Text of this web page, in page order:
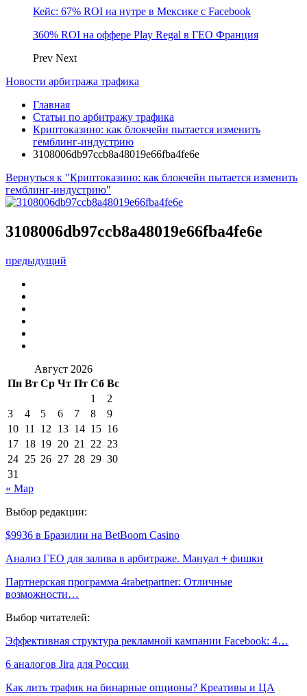
Кейс: 67% ROI на нутре в Мексике с Facebook
360% ROI на оффере Play Regal в ГЕО Франция
Prev Next
Новости арбитража трафика
Главная
Статьи по арбитражу трафика
Криптоказино: как блокчейн пытается изменить
гемблинг-индустрию
3108006db97ccb8a48019e66fba4fe6e
Вернуться к "Криптоказино: как блокчейн пытается изменить
гемблинг-индустрию"
3108006db97ccb8a48019e66fba4fe6e
предыдущий
Август 2026
Пн Вт Ср Чт Пт Сб Вс
1
2
3
4 5 6 7 8
9
10 11 12 13 14 15 16
17 18 19 20 21 22 23
24 25 26 27 28 29 30
31
« Мар
Выбор редакции:
$9936 в Бразилии на BetBoom Casino
Анализ ГЕО для залива в арбитраже. Мануал + фишки
Партнерская программа 4rabetpartner: Отличные
возможности…
Выбор читателей:
Эффективная структура рекламной кампании Facebook: 4…
6 аналогов Jira для России
Как лить трафик на бинарные опционы? Креативы и ЦА